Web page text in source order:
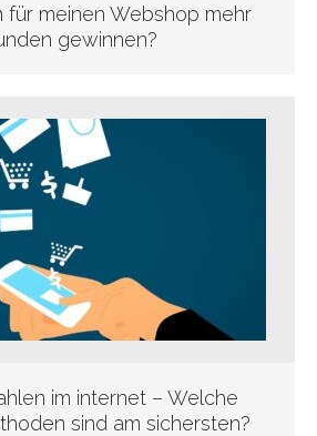
für meinen Webshop mehr
gewinnen?
im internet – Welche
sind am sichersten?